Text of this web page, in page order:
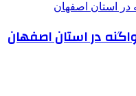
در استان اصفهان